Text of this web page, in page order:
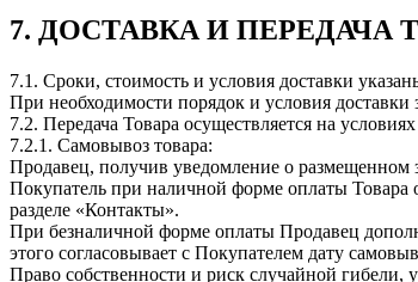
7. ДОСТАВКА И ПЕРЕДАЧА
7.1. Сроки, стоимость и условия доставки
При необходимости порядок и условия
7.2. Передача Товара осуществляется на
7.2.1. Самовывоз товара:
Продавец, получив уведомление о размещенном
Покупатель при наличной форме оплаты Товара
разделе «Контакты».
При безналичной форме оплаты Продавец
этого согласовывает с Покупателем дату
Право собственности и риск случайной